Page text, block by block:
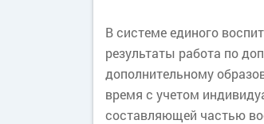
В системе единого
результаты работа по
дополнительному
время с учетом
составляющей частью